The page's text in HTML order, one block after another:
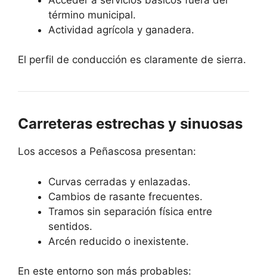
término municipal.
Actividad agrícola y ganadera.
El perfil de conducción es claramente de sierra.
Carreteras estrechas y sinuosas
Los accesos a Peñascosa presentan:
Curvas cerradas y enlazadas.
Cambios de rasante frecuentes.
Tramos sin separación física entre
sentidos.
Arcén reducido o inexistente.
En este entorno son más probables: